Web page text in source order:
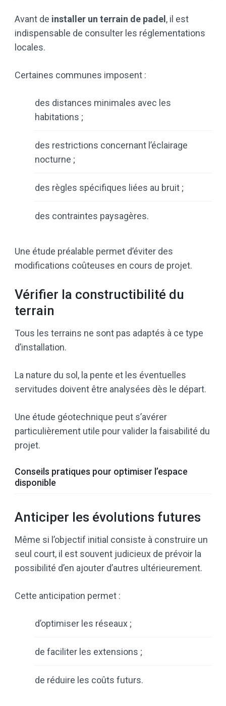
Avant de installer un terrain de padel, il est
indispensable de consulter les réglementations
locales.
Certaines communes imposent :
des distances minimales avec les
habitations ;
des restrictions concernant l’éclairage
nocturne ;
des règles spécifiques liées au bruit ;
des contraintes paysagères.
Une étude préalable permet d’éviter des
modifications coûteuses en cours de projet.
Vérifier la constructibilité du
terrain
Tous les terrains ne sont pas adaptés à ce type
d’installation.
La nature du sol, la pente et les éventuelles
servitudes doivent être analysées dès le départ.
Une étude géotechnique peut s’avérer
particulièrement utile pour valider la faisabilité du
projet.
Conseils pratiques pour optimiser l’espace
disponible
Anticiper les évolutions futures
Même si l’objectif initial consiste à construire un
seul court, il est souvent judicieux de prévoir la
possibilité d’en ajouter d’autres ultérieurement.
Cette anticipation permet :
d’optimiser les réseaux ;
de faciliter les extensions ;
de réduire les coûts futurs.